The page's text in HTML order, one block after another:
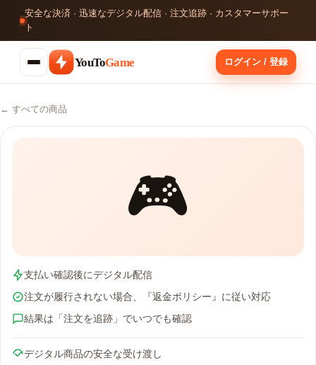
安全な決済 · 迅速なデジタル配信 · 注文追跡 · カスタマーサポー
ト
YouToGame ログイン / 登録
← すべての商品
🎮
支払い確認後にデジタル配信
注文が履行されない場合、『返金ポリシー』に従い対応
結果は「注文を追跡」でいつでも確認
デジタル商品の安全な受け渡し